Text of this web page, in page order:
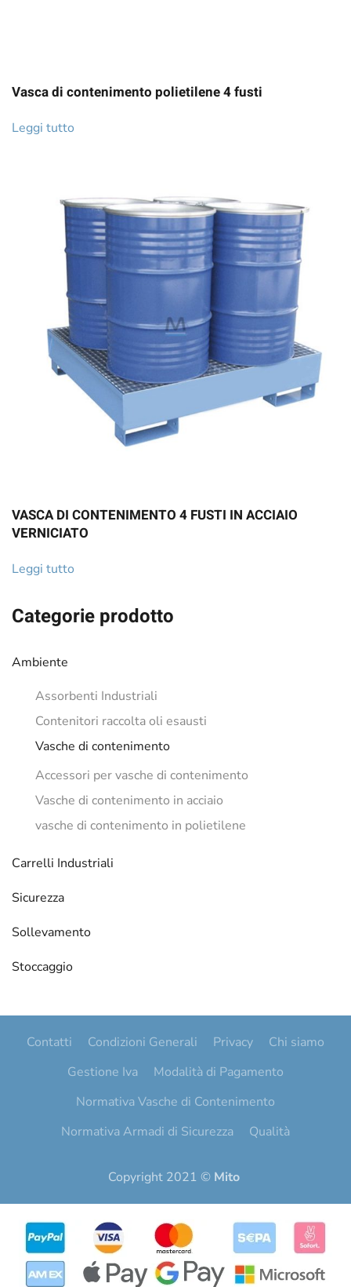
Categorie prodotto
Ambiente
Assorbenti Industriali
Contenitori raccolta oli esausti
Vasche di contenimento
Accessori per vasche di contenimento
Vasche di contenimento in acciaio
vasche di contenimento in polietilene
Carrelli Industriali
Sicurezza
Sollevamento
Stoccaggio
Vasca di contenimento polietilene 4 fusti
Leggi tutto
VASCA DI CONTENIMENTO 4 FUSTI IN ACCIAIO
VERNICIATO
Leggi tutto
Contatti Condizioni Generali Privacy
Chi siamo
Gestione Iva
Modalità di Pagamento
Normativa Vasche di Contenimento
Normativa Armadi di Sicurezza
Qualità
Copyright 2021 © Mito